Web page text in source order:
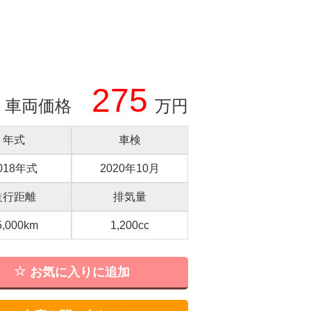
車両価格 275 万円
年式
年式
車検
2020年10月
行距離 排気量
1,200cc
お気に入りに追加